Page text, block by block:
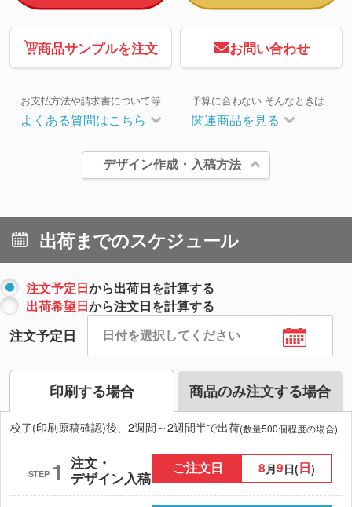
商品サンプルを注文 お問い合わせ
お支払方法や請求書について等
よくある質問はこちら
予算に合わない そんなときは
関連商品を見る
デザイン作成・入稿方法
出荷までのスケジュール
注文予定日から出荷日を計算する
出荷希望日から注文日を計算する
注文予定日
印刷する場合 商品のみ注文する場合
校了(印刷原稿確認)後、2週間～2週間半で出荷(数量500個程度の場合)
STEP 1 注文・
デザイン入稿
ご注文日 8 月9日(日)